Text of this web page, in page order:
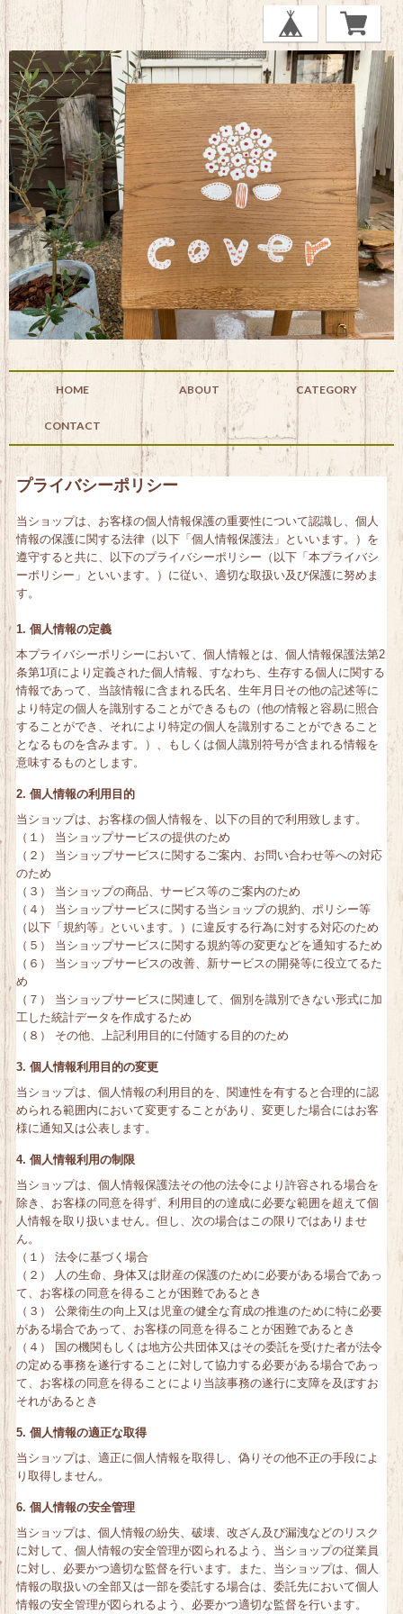
HOME ABOUT CATEGORY
CONTACT
プライバシーポリシー
当ショップは、お客様の個人情報保護の重要性について認識し、個人
情報の保護に関する法律（以下「個人情報保護法」といいます。）を
遵守すると共に、以下のプライバシーポリシー（以下「本プライバシ
ーポリシー」といいます。）に従い、適切な取扱い及び保護に努めま
す。
1. 個人情報の定義
本プライバシーポリシーにおいて、個人情報とは、個人情報保護法第2
条第1項により定義された個人情報、すなわち、生存する個人に関する
情報であって、当該情報に含まれる氏名、生年月日その他の記述等に
より特定の個人を識別することができるもの（他の情報と容易に照合
することができ、それにより特定の個人を識別することができること
となるものを含みます。）、もしくは個人識別符号が含まれる情報を
意味するものとします。
2. 個人情報の利用目的
当ショップは、お客様の個人情報を、以下の目的で利用致します。
（１） 当ショップサービスの提供のため
（２） 当ショップサービスに関するご案内、お問い合わせ等への対応
のため
（３） 当ショップの商品、サービス等のご案内のため
（４） 当ショップサービスに関する当ショップの規約、ポリシー等
（以下「規約等」といいます。）に違反する行為に対する対応のため
（５） 当ショップサービスに関する規約等の変更などを通知するため
（６） 当ショップサービスの改善、新サービスの開発等に役立てるた
め
（７） 当ショップサービスに関連して、個別を識別できない形式に加
工した統計データを作成するため
（８） その他、上記利用目的に付随する目的のため
3. 個人情報利用目的の変更
当ショップは、個人情報の利用目的を、関連性を有すると合理的に認
められる範囲内において変更することがあり、変更した場合にはお客
様に通知又は公表します。
4. 個人情報利用の制限
当ショップは、個人情報保護法その他の法令により許容される場合を
除き、お客様の同意を得ず、利用目的の達成に必要な範囲を超えて個
人情報を取り扱いません。但し、次の場合はこの限りではありませ
ん。
（１） 法令に基づく場合
（２） 人の生命、身体又は財産の保護のために必要がある場合であっ
て、お客様の同意を得ることが困難であるとき
（３） 公衆衛生の向上又は児童の健全な育成の推進のために特に必要
がある場合であって、お客様の同意を得ることが困難であるとき
（４） 国の機関もしくは地方公共団体又はその委託を受けた者が法令
の定める事務を遂行することに対して協力する必要がある場合であっ
て、お客様の同意を得ることにより当該事務の遂行に支障を及ぼすお
それがあるとき
5. 個人情報の適正な取得
当ショップは、適正に個人情報を取得し、偽りその他不正の手段によ
り取得しません。
6. 個人情報の安全管理
当ショップは、個人情報の紛失、破壊、改ざん及び漏洩などのリスク
に対して、個人情報の安全管理が図られるよう、当ショップの従業員
に対し、必要かつ適切な監督を行います。また、当ショップは、個人
情報の取扱いの全部又は一部を委託する場合は、委託先において個人
情報の安全管理が図られるよう、必要かつ適切な監督を行います。